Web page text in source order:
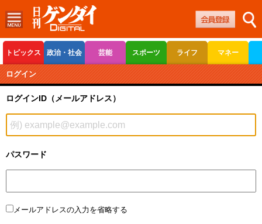
トピックス 政治・社会 芸能 スポーツ ライフ マネー
ボートレース
ログイン
ログインID（メールアドレス）
パスワード
メールアドレスの入力を省略する